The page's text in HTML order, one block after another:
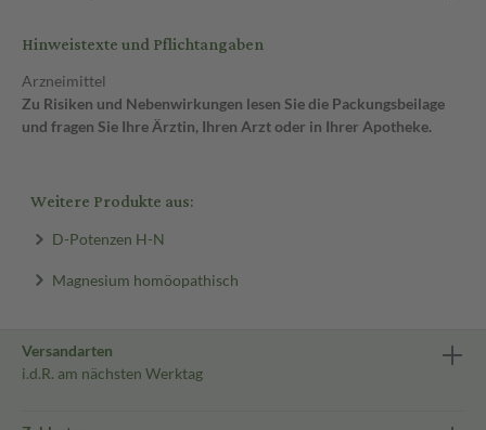
Hinweistexte und Pflichtangaben
Arzneimittel
Zu Risiken und Nebenwirkungen lesen Sie die Packungsbeilage
und fragen Sie Ihre Ärztin, Ihren Arzt oder in Ihrer Apotheke.
Weitere Produkte aus:
D-Potenzen H-N
Magnesium homöopathisch
Versandarten
i.d.R. am nächsten Werktag